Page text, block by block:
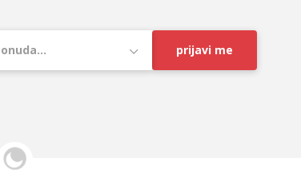
prijavi me